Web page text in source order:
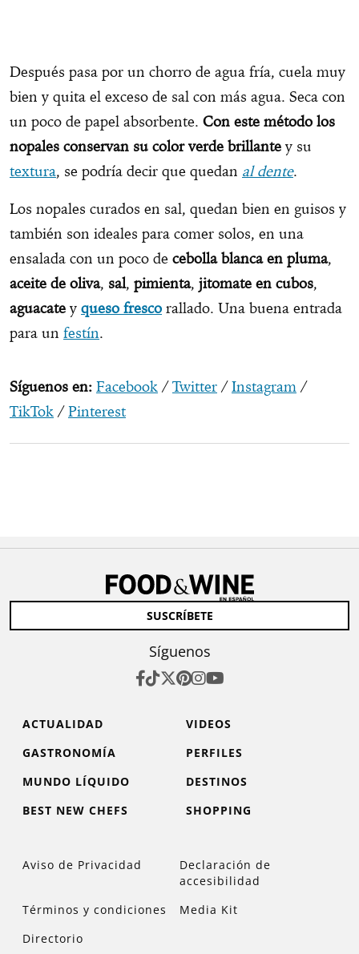
Después pasa por un chorro de agua fría, cuela muy
bien y quita el exceso de sal con más agua. Seca con
un poco de papel absorbente. Con este método los
nopales conservan su color verde brillante y su
textura, se podría decir que quedan al dente.
Los nopales curados en sal, quedan bien en guisos y
también son ideales para comer solos, en una
ensalada con un poco de cebolla blanca en pluma,
aceite de oliva, sal, pimienta, jitomate en cubos,
aguacate y queso fresco rallado. Una buena entrada
para un festín.
Síguenos en: Facebook /Twitter /Instagram /
TikTok /Pinterest
SUSCRÍBETE
Síguenos
ACTUALIDAD
VIDEOS
GASTRONOMÍA
PERFILES
MUNDO LÍQUIDO
DESTINOS
BEST NEW CHEFS
SHOPPING
Aviso de Privacidad
Declaración de
accesibilidad
Términos y condiciones
Media Kit
Directorio